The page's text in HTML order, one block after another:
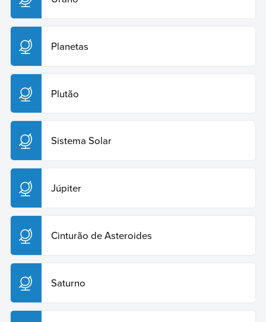
Planetas
Plutão
Sistema Solar
Júpiter
Cinturão de Asteroides
Saturno